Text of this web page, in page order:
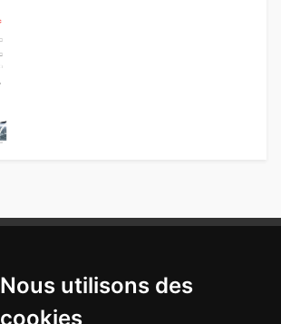
Nous utilisons des
cookies